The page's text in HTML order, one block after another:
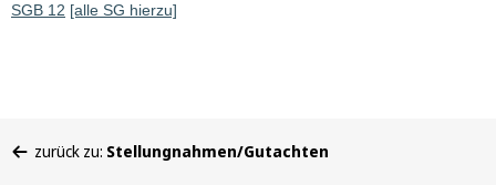
SGB 12 [alle SG hierzu]
befinden
zurück zu: Stellungnahmen/Gutachten